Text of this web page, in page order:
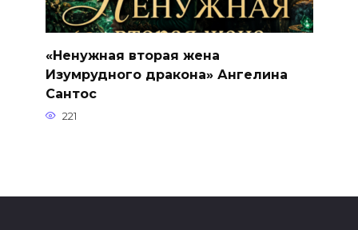
«Ненужная вторая жена
Изумрудного дракона» Ангелина
Сантос
221